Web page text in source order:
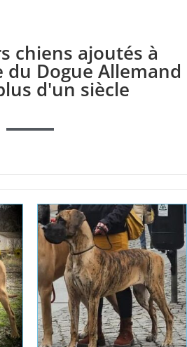
chiens ajoutés à
du Dogue Allemand
d'un siècle